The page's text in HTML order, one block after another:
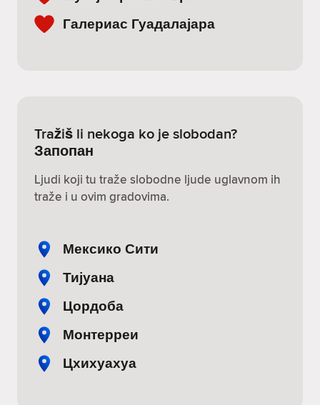
Галериас Гуадалајара
Tražiš li nekoga ko je slobodan?
Запопан
Ljudi koji tu traže slobodne ljude uglavnom ih
traže i u ovim gradovima.
Мексико Сити
Тијуана
Цордоба
Монтерреи
Цхихуахуа